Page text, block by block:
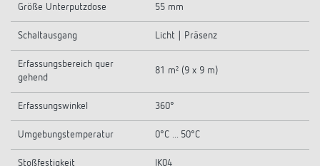
Größe Unterputzdose 55 mm
Schaltausgang Licht | Präsenz
Erfassungsbereich quer
gehend
81 m² (9 x 9 m)
Erfassungswinkel 360°
Umgebungstemperatur 0°C ... 50°C
Stoßfestigkeit IK04